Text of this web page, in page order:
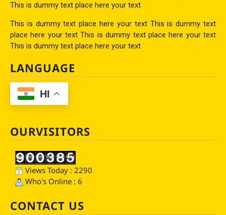
This is dummy text place here your text
This is dummy text place here your text This is dummy text
place here your text This is dummy text place here your text
This is dummy text place here your text
LANGUAGE
HI
OURVISITORS
Views Today : 2290
Who's Online : 6
CONTACT US